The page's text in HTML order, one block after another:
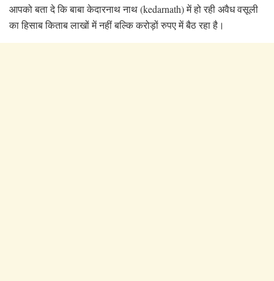
आपको बता दे कि बाबा केदारनाथ नाथ (kedarnath) में हो रही अवैध वसूली
काहिसाब किताब लाखों में नहीं बल्कि करोड़ों रुपए में बैठ रहा है।